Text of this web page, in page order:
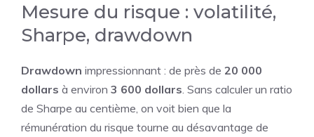
Mesure du risque : volatilité,
Sharpe, drawdown
Drawdown impressionnant : de près de 20 000
dollars à environ 3 600 dollars. Sans calculer un ratio
de Sharpe au centième, on voit bien que la
rémunération du risque tourne au désavantage de